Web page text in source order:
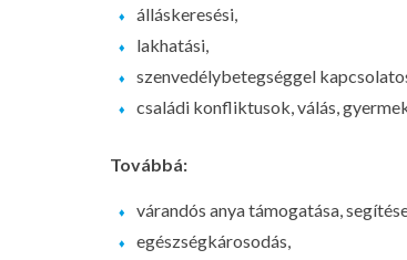
álláskeresési,
lakhatási,
szenvedélybetegséggel
családi konfliktusok, válás,
Továbbá:
várandós anya támogatása,
egészségkárosodás,